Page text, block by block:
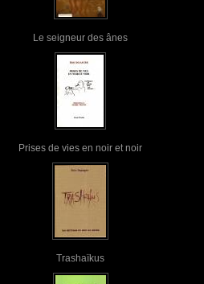
Le seigneur des ânes
Prises de vies en noir et noir
Trashaïkus